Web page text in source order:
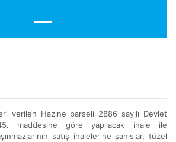
verilen Hazine parseli 2886 sayılı Devlet
maddesine göre yapılacak ihale ile
satış ihalelerine şahıslar, tüzel